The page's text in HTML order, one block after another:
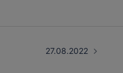
27.08.2022